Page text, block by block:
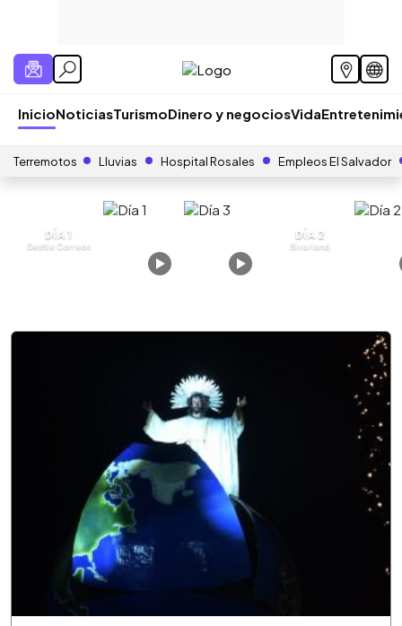
InicioNoticiasTurismoDinero y negociosVida
Terremotos Lluvias Hospital Rosales Empleos El Salvador
DÍA 1
Desfile Correos
DÍA 2
Sivarland